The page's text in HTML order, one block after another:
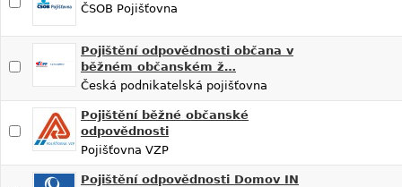
ČSOB Pojišťovna
Pojištění odpovědnosti občana v
běžném občanském ž…
Česká podnikatelská pojišťovna
Pojištění běžné občanské
odpovědnosti
Pojišťovna VZP
Pojištění odpovědnosti Domov IN